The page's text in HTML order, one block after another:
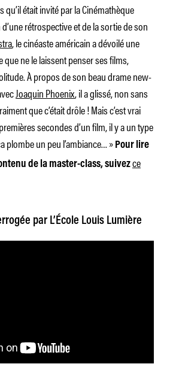
qu’il était invité par la Cinémathèque
rétrospective et de la sortie de son
,le cinéaste américain a dévoilé une
ne le laissent penser ses films,
À propos de son beau drame new-
Joaquin Phoenix, il a glissé, non sans
que c’était drôle ! Mais c’est vrai
secondes d’un film, il y a un type
plombe un peu l’ambiance…» Pour lire
de la master-class, suivezce
par L’École Louis Lumière